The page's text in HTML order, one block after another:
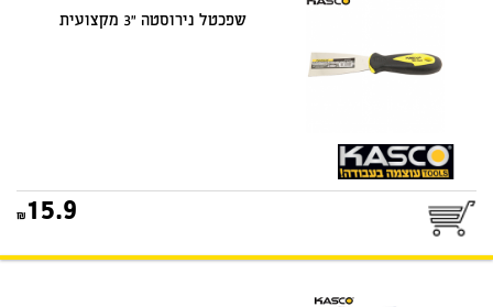
שפכטל נירוסטה "3 מקצועית
15.9